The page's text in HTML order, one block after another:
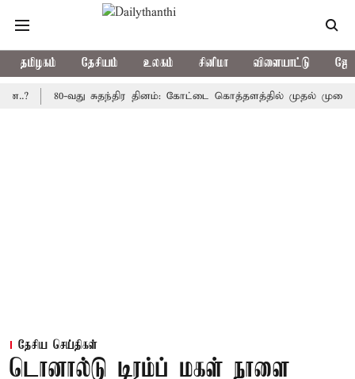
தமிழகம் தேசியம் உலகம் சினிமா விளையாட்டு
80-வது சுதந்திர தினம்: கோட்டை கொத்தளத்தில் முதல் முறையாக
தேசிய செய்திகள்
டொனால்டு டிரம்ப் மகள் நாளை